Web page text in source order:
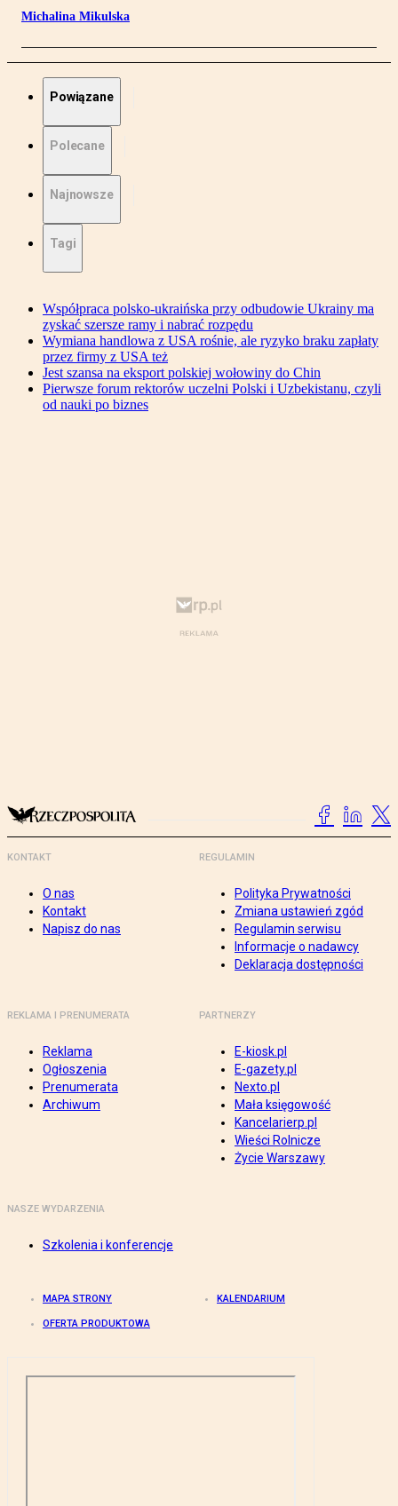
Michalina Mikulska
Powiązane
Polecane
Najnowsze
Tagi
Współpraca polsko-ukraińska przy odbudowie Ukrainy ma
zyskać szersze ramy i nabrać rozpędu
Wymiana handlowa z USA rośnie, ale ryzyko braku zapłaty
przez firmy z USA też
Jest szansa na eksport polskiej wołowiny do Chin
Pierwsze forum rektorów uczelni Polski i Uzbekistanu, czyli
od nauki po biznes
KONTAKT
O nas
Kontakt
Napisz do nas
REGULAMIN
Polityka Prywatności
Zmiana ustawień zgód
Regulamin serwisu
Informacje o nadawcy
Deklaracja dostępności
REKLAMA I PRENUMERATA
Reklama
Ogłoszenia
Prenumerata
Archiwum
PARTNERZY
E-kiosk.pl
E-gazety.pl
Nexto.pl
Mała księgowość
Kancelarierp.pl
Wieści Rolnicze
Życie Warszawy
NASZE WYDARZENIA
Szkolenia i konferencje
MAPA STRONY KALENDARIUM
OFERTA PRODUKTOWA